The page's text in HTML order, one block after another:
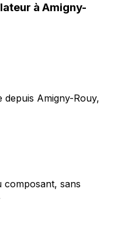
à Amigny-
depuis Amigny-Rouy,
sans